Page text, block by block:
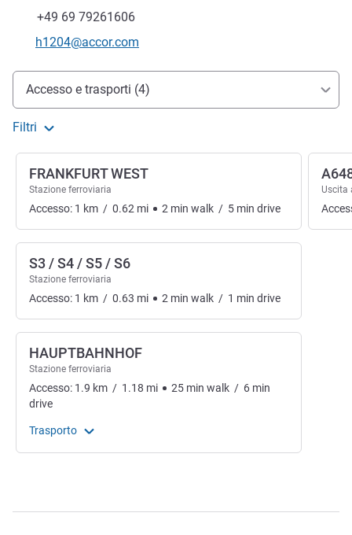
Fax
+49 69 79261606
E-mail di contatto
h1204@accor.com
Accesso e trasporti
Accesso e trasporti (4)
Filtri
FRANKFURT WEST
Stazione ferroviaria
Accesso: 1 km / 0.62 mi 2 min walk / 5 min drive
S3 / S4 / S5 / S6
Stazione ferroviaria
Accesso: 1 km / 0.63 mi 2 min walk / 1 min drive
HAUPTBAHNHOF
Stazione ferroviaria
Accesso: 1.9 km / 1.18 mi 25 min walk / 6 min
drive
Trasporto
Uscita